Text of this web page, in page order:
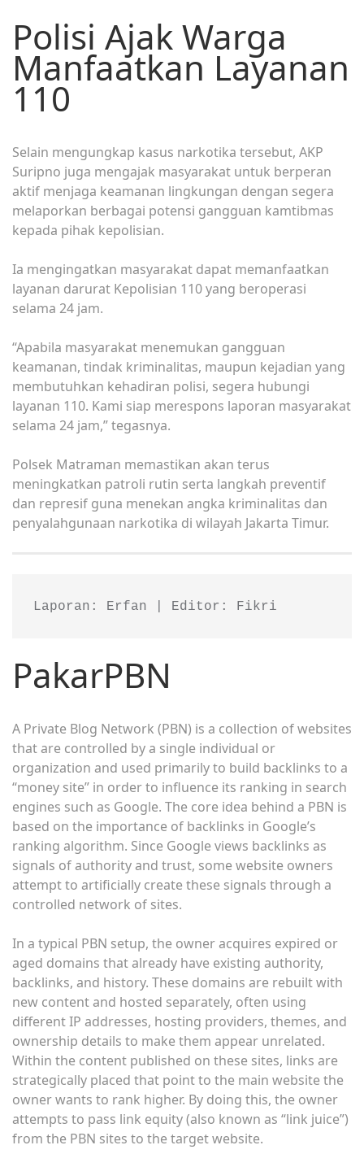
Polisi Ajak Warga
Manfaatkan Layanan
110
Selain mengungkap kasus narkotika tersebut, AKP
Suripno juga mengajak masyarakat untuk berperan
aktif menjaga keamanan lingkungan dengan segera
melaporkan berbagai potensi gangguan kamtibmas
kepada pihak kepolisian.
Ia mengingatkan masyarakat dapat memanfaatkan
layanan darurat Kepolisian 110 yang beroperasi
selama 24 jam.
“Apabila masyarakat menemukan gangguan
keamanan, tindak kriminalitas, maupun kejadian yang
membutuhkan kehadiran polisi, segera hubungi
layanan 110. Kami siap merespons laporan masyarakat
selama 24 jam,” tegasnya.
Polsek Matraman memastikan akan terus
meningkatkan patroli rutin serta langkah preventif
dan represif guna menekan angka kriminalitas dan
penyalahgunaan narkotika di wilayah Jakarta Timur.
Laporan: Erfan | Editor: Fikri
PakarPBN
A Private Blog Network (PBN) is a collection of websites
that are controlled by a single individual or
organization and used primarily to build backlinks to a
“money site” in order to influence its ranking in search
engines such as Google. The core idea behind a PBN is
based on the importance of backlinks in Google’s
ranking algorithm. Since Google views backlinks as
signals of authority and trust, some website owners
attempt to artificially create these signals through a
controlled network of sites.
In a typical PBN setup, the owner acquires expired or
aged domains that already have existing authority,
backlinks, and history. These domains are rebuilt with
new content and hosted separately, often using
different IP addresses, hosting providers, themes, and
ownership details to make them appear unrelated.
Within the content published on these sites, links are
strategically placed that point to the main website the
owner wants to rank higher. By doing this, the owner
attempts to pass link equity (also known as “link juice”)
from the PBN sites to the target website.